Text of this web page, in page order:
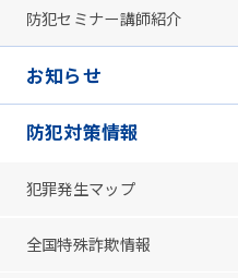
防犯セミナー講師紹介
お知らせ
防犯対策情報
犯罪発生マップ
全国特殊詐欺情報